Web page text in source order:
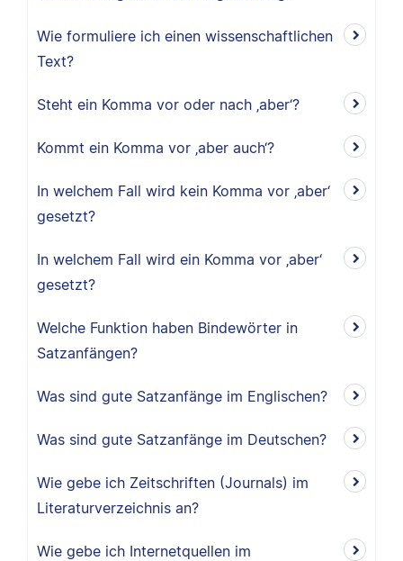
Wie formuliere ich einen wissenschaftlichen
Text?
Steht ein Komma vor oder nach ‚aber‘?
Kommt ein Komma vor ‚aber auch‘?
In welchem Fall wird kein Komma vor ‚aber‘
gesetzt?
In welchem Fall wird ein Komma vor ‚aber‘
gesetzt?
Welche Funktion haben Bindewörter in
Satzanfängen?
Was sind gute Satzanfänge im Englischen?
Was sind gute Satzanfänge im Deutschen?
Wie gebe ich Zeitschriften (Journals) im
Literaturverzeichnis an?
Wie gebe ich Internetquellen im